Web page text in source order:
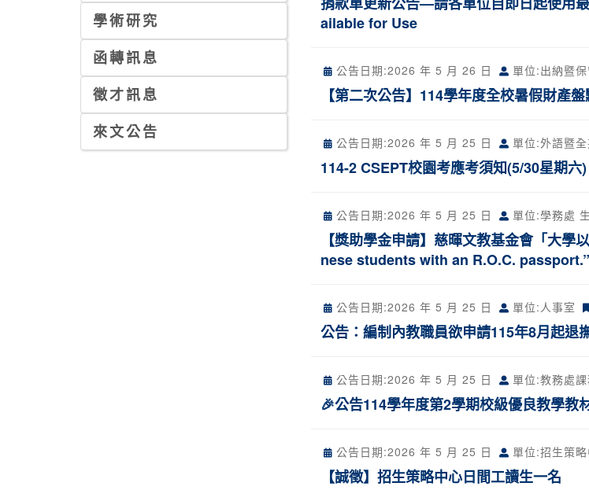
學術研究
函轉訊息
徵才訊息
來文公告
ailable for Use
公告日期:2026 年 5 月 26 日 單位:出納暨
【第二次公告】114學年度全校暑假財產
公告日期:2026 年 5 月 25 日 單位:外語暨
114-2 CSEPT校園考應考須知(5/30星期六)
公告日期:2026 年 5 月 25 日 單位:學務處
【獎助學金申請】慈暉文教基金會「大
nese students with an R.O.C. passport.”
公告日期:2026 年 5 月 25 日 單位:人事室
公告：編制內教職員欲申請115年8月起退
公告日期:2026 年 5 月 25 日 單位:教務處
🎉公告114學年度第2學期校級優良教學教
公告日期:2026 年 5 月 25 日 單位:招生策
【誠徵】招生策略中心日間工讀生一名